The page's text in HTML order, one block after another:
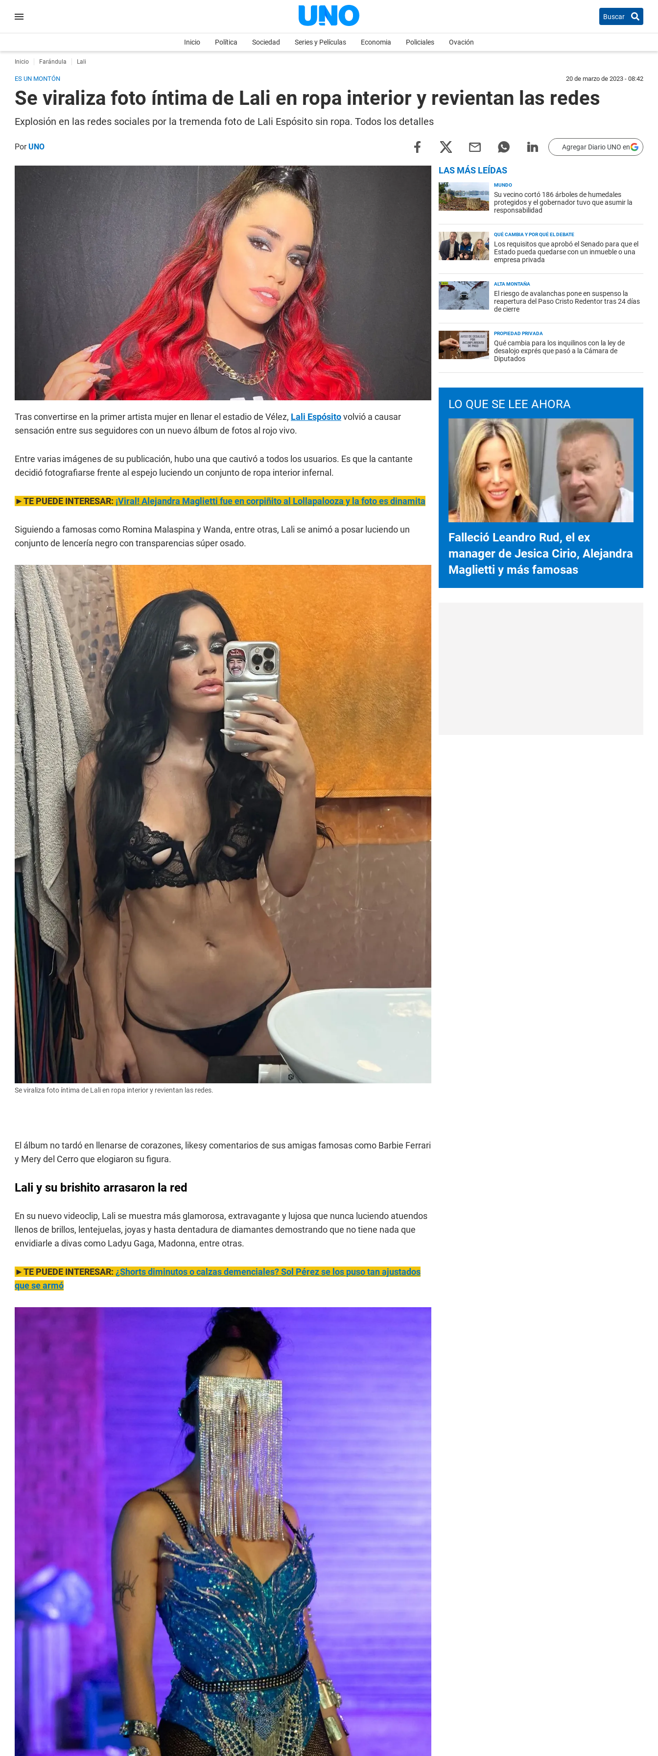
Buscar
Inicio Política Sociedad Series y Películas Economia Policiales Ovación
Inicio Farándula Lali
ES UN MONTÓN 20 de marzo de 2023 - 08:42
Se viraliza foto íntima de Lali en ropa interior y revientan las redes
Explosión en las redes sociales por la tremenda foto de Lali Espósito sin ropa. Todos los detalles
PorUNO Agregar Diario UNO en
Tras convertirse en la primer artista mujer en llenar el estadio de Vélez, Lali Espósitovolvió a causar
sensación entre sus seguidores con un nuevo álbum de fotos al rojo vivo.
Entre varias imágenes de su publicación, hubo una que cautivó a todos los usuarios. Es que la cantante
decidió fotografiarse frente al espejo luciendo un conjunto de ropa interior infernal.
►TE PUEDE INTERESAR: ¡Viral! Alejandra Maglietti fue en corpiñito al Lollapalooza y la foto es dinamita
Siguiendo a famosas como Romina Malaspina y Wanda, entre otras, Lali se animó a posar luciendo un
conjunto de lencería negro con transparencias súper osado.
Se viraliza foto íntima de Lali en ropa interior y revientan las redes.
El álbum no tardó en llenarse de corazones, likesy comentarios de sus amigas famosas como Barbie Ferrari
y Mery del Cerro que elogiaron su figura.
Lali y su brishito arrasaron la red
En su nuevo videoclip, Lali se muestra más glamorosa, extravagante y lujosa que nunca luciendo atuendos
llenos de brillos, lentejuelas, joyas y hasta dentadura de diamantes demostrando que no tiene nada que
envidiarle a divas como Ladyu Gaga, Madonna, entre otras.
►TE PUEDE INTERESAR: ¿Shorts diminutos o calzas demenciales? Sol Pérez se los puso tan ajustados
que se armó
LAS MÁS LEÍDAS
MUNDO
Su vecino cortó 186 árboles de humedales
protegidos y el gobernador tuvo que asumir la
responsabilidad
QUÉ CAMBIA Y POR QUÉ EL DEBATE
Los requisitos que aprobó el Senado para que el
Estado pueda quedarse con un inmueble o una
empresa privada
ALTA MONTAÑA
El riesgo de avalanchas pone en suspenso la
reapertura del Paso Cristo Redentor tras 24 días
de cierre
PROPIEDAD PRIVADA
Qué cambia para los inquilinos con la ley de
desalojo exprés que pasó a la Cámara de
Diputados
LO QUE SE LEE AHORA
Falleció Leandro Rud, el ex
manager de Jesica Cirio, Alejandra
Maglietti y más famosas